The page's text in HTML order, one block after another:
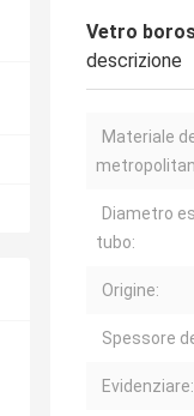
Vetro
descrizione
Materiale
Diametro
tubo:
Origine:
Spessore
Evidenziare: